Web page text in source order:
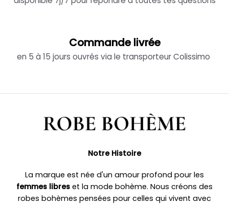
Commande livrée
en 5 à 15 jours ouvrés via le transporteur Colissimo
Notre Histoire
La marque est née d'un amour profond pour les
femmes libres et la mode bohème. Nous créons des
robes bohèmes pensées pour celles qui vivent avec